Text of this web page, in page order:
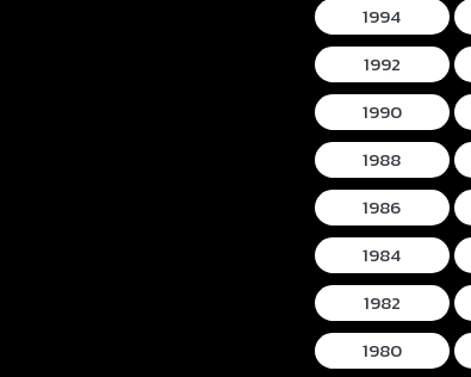
1994
1992
1990
1988
1986
1984
1982
1980